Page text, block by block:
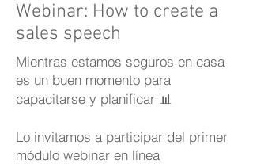
Webinar: How to create a
sales speech
Mientras estamos seguros en casa
es un buen momento para
capacitarse y planificar 📊
Lo invitamos a participar del primer
módulo webinar en línea